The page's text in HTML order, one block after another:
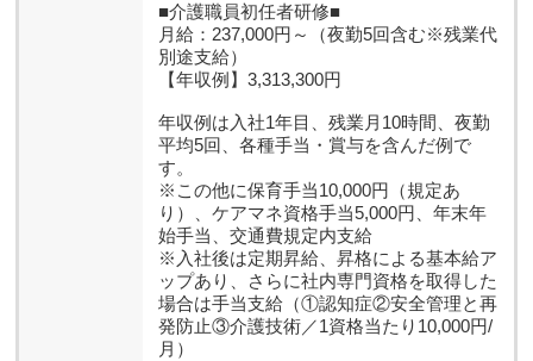
■介護職員初任者研修■
月給：237,000円～（夜勤5回含む※残業代
別途支給）
【年収例】3,313,300円
年収例は入社1年目、残業月10時間、夜勤
平均5回、各種手当・賞与を含んだ例で
す。
※この他に保育手当10,000円（規定あ
り）、ケアマネ資格手当5,000円、年末年
始手当、交通費規定内支給
※入社後は定期昇給、昇格による基本給ア
ップあり、さらに社内専門資格を取得した
場合は手当支給（①認知症②安全管理と再
発防止③介護技術／1資格当たり10,000円/
月）